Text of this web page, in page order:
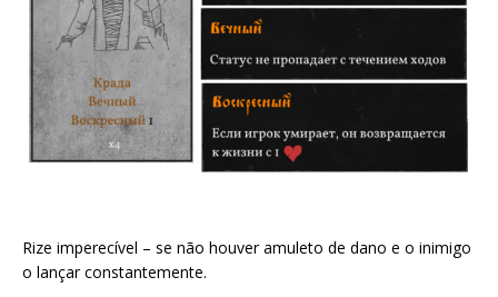
Rize imperecível – se não houver amuleto de dano e o inimigo
o lançar constantemente.